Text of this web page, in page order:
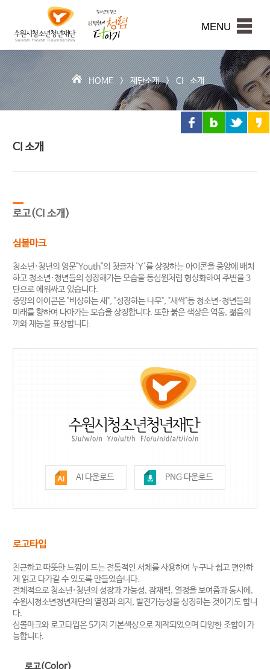
본문내용 바로가기
시
청
소
년
청
년
재
단
MENU
HOME >재단소개>CI 소개
CI 소개
로고(CI 소개)
심볼마크
청소년·청년의 영문"Youth"의 첫글자 'Y'를 상징하는 아이콘을 중앙에 배치
하고 청소년·청년들의 성장해가는 모습을 동심원처럼 형상화하여 주변을 3
단으로 에워싸고 있습니다.
중앙의 아이콘은 "비상하는 새", "성장하는 나무", "새싹"등 청소년·청년들의
미래를 향하여 나아가는 모습을 상징합니다. 또한 붉은 색상은 역동, 젊음의
끼와 재능을 표상합니다.
AI 다운로드 PNG 다운로드
로고타입
친근하고 따뜻한 느낌이 드는 전통적인 서체를 사용하여 누구나 쉽고 편안하
게 읽고 다가갈 수 있도록 만들었습니다.
전체적으로 청소년·청년의 성장과 가능성, 잠재력, 열정을 보여줌과 동시에,
수원시청소년청년재단의 열정과 의지, 발전가능성을 상징하는 것이기도 합니
다.
심볼마크와 로고타입은 5가지 기본색상으로 제작되었으며 다양한 조합이 가
능합니다.
로고(Color)